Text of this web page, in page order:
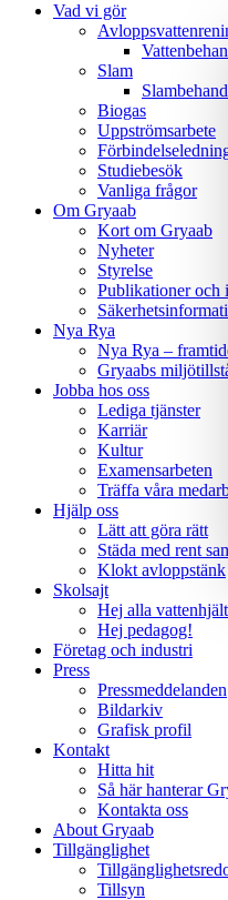
Vad vi gör
Slam
Biogas
Uppströmsarbete
Studiebesök
Vanliga frågor
Om Gryaab
Kort om Gryaab
Nyheter
Styrelse
Publikationer och
Nya Rya
Nya Rya –
Gryaabs
Jobba hos oss
Lediga tjänster
Karriär
Kultur
Examensarbeten
Träffa våra
Hjälp oss
Lätt att göra rätt
Städa med rent
Klokt avloppstänk
Skolsajt
Hej alla
Hej pedagog!
Företag och industri
Press
Pressmeddelanden
Bildarkiv
Grafisk profil
Kontakt
Hitta hit
Så här hanterar
Kontakta oss
About Gryaab
Tillgänglighet
Tillsyn